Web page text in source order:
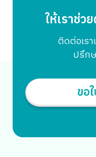
ให้เราช่
ติดต่อเร
ปรึก
ขอ